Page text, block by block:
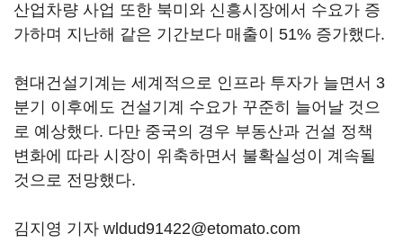
산업차량 사업 또한 북미와 신흥시장에서 수요가 증
가하며 지난해 같은 기간보다 매출이 51% 증가했다.
현대건설기계는 세계적으로 인프라 투자가 늘면서 3
분기 이후에도 건설기계 수요가 꾸준히 늘어날 것으
로 예상했다. 다만 중국의 경우 부동산과 건설 정책
변화에 따라 시장이 위축하면서 불확실성이 계속될
것으로 전망했다.
김지영 기자 wldud91422@etomato.com